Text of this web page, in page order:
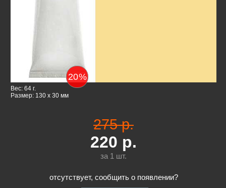
20%
Вес: 64 г.
Размер: 130 x 30 мм
275 р.
220 р.
за 1 шт.
отсутствует, сообщить о появлении?